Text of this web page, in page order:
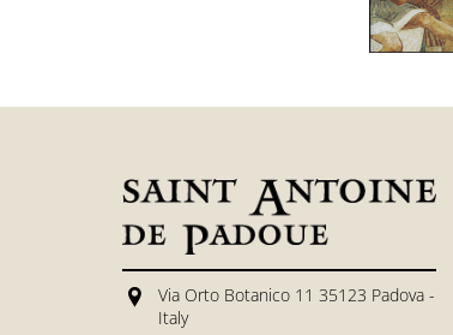
Via Orto Botanico 11 35123 Padova -
Italy